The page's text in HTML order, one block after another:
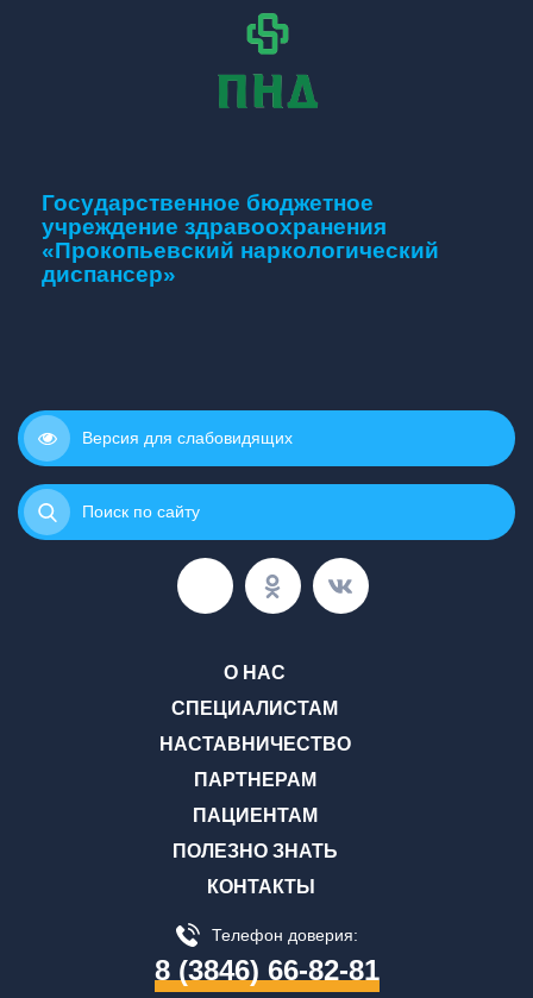
Государственное бюджетное
учреждение здравоохранения
«Прокопьевский наркологический
диспансер»
Версия для слабовидящих
Поиск по сайту
О НАС
СПЕЦИАЛИСТАМ
НАСТАВНИЧЕСТВО
ПАРТНЕРАМ
ПАЦИЕНТАМ
ПОЛЕЗНО ЗНАТЬ
КОНТАКТЫ
Телефон доверия:
8 (3846) 66-82-81